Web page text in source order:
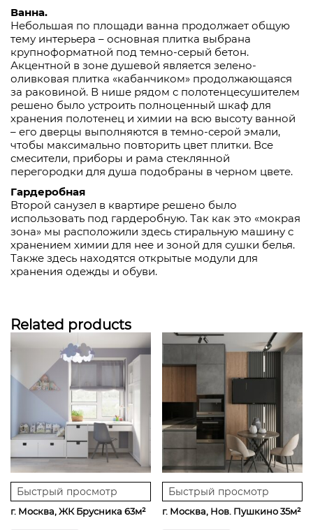
Ванна.
Небольшая по площади ванна продолжает общую
тему интерьера – основная плитка выбрана
крупноформатной под темно-серый бетон.
Акцентной в зоне душевой является зелено-
оливковая плитка «кабанчиком» продолжающаяся
за раковиной. В нише рядом с полотенцесушителем
решено было устроить полноценный шкаф для
хранения полотенец и химии на всю высоту ванной
– его дверцы выполняются в темно-серой эмали,
чтобы максимально повторить цвет плитки. Все
смесители, приборы и рама стеклянной
перегородки для душа подобраны в черном цвете.
Гардеробная
Второй санузел в квартире решено было
использовать под гардеробную. Так как это «мокрая
зона» мы расположили здесь стиральную машину с
хранением химии для нее и зоной для сушки белья.
Также здесь находятся открытые модули для
хранения одежды и обуви.
Related products
Быстрый просмотр
г. Москва, ЖК Брусника 63м²
Быстрый просмотр
г. Москва, Нов. Пушкино 35м²